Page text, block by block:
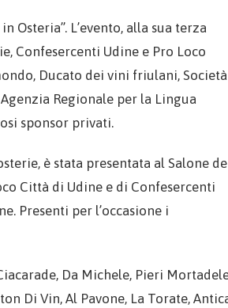
Osteria”. L’evento, alla sua terza
Confesercenti Udine e Pro Loco
Ducato dei vini friulani, Società
Regionale per la Lingua
sponsor privati.
è stata presentata al Salone
Città di Udine e di Confesercenti
Presenti per l’occasione i
Da Michele, Pieri
Di Vin, Al Pavone, La Torate,